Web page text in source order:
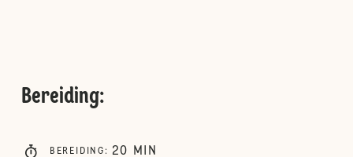
Bereiding:
BEREIDING : 20 MIN